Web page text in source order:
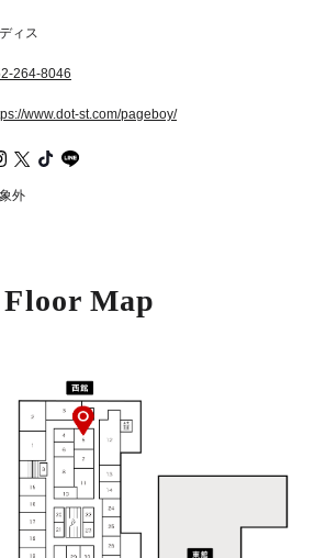
ィス
264-8046
www.dot-st.com/pageboy/
外
Floor Map